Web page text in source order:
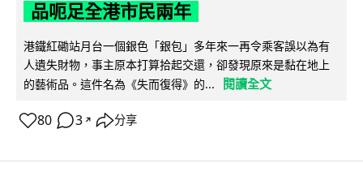
品呃足全港市民兩年
港鐵紅磡站月台一個銀色「銀包」多年來一再令乘客誤以為有
人遺失財物，事主原本打算拾起交還，卻發現原來是黏在地上
的藝術品。這件名為《失而復得》的...
閱讀全文
80 3 ↗ 分享